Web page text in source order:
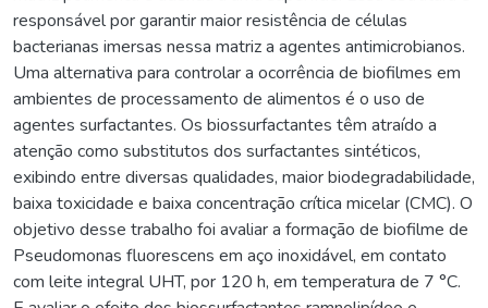
responsável por garantir maior resistência de células
bacterianas imersas nessa matriz a agentes antimicrobianos.
Uma alternativa para controlar a ocorrência de biofilmes em
ambientes de processamento de alimentos é o uso de
agentes surfactantes. Os biossurfactantes têm atraído a
atenção como substitutos dos surfactantes sintéticos,
exibindo entre diversas qualidades, maior biodegradabilidade,
baixa toxicidade e baixa concentração crítica micelar (CMC). O
objetivo desse trabalho foi avaliar a formação de biofilme de
Pseudomonas fluorescens em aço inoxidável, em contato
com leite integral UHT, por 120 h, em temperatura de 7 °C.